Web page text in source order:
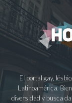
El portal gay,
Latinoamérica.
diversidad y busca